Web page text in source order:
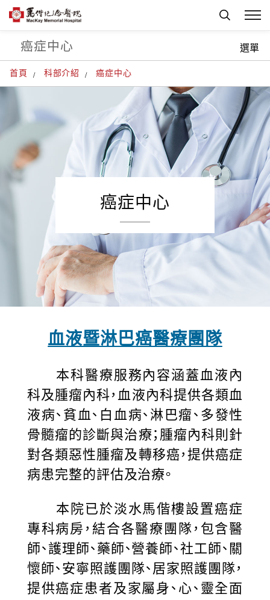
首頁 科部介紹 癌症中心
癌症中心
癌症中心 選單
血液暨淋巴癌醫療團隊
本科醫療服務內容涵蓋血液內
科及腫瘤內科，血液內科提供各類血
液病、貧血、白血病、淋巴瘤、多發性
骨髓瘤的診斷與治療；腫瘤內科則針
對各類惡性腫瘤及轉移癌，提供癌症
病患完整的評估及治療。
本院已於淡水馬偕樓設置癌症
專科病房，結合各醫療團隊，包含醫
師、護理師、藥師、營養師、社工師、關
懷師、安寧照護團隊、居家照護團隊，
提供癌症患者及家屬身、心、靈全面